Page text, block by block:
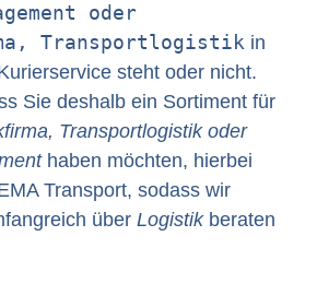
oder
Transportlogistik in
steht oder nicht.
Sie deshalb ein Sortiment für
Transportlogistik oder
haben möchten, hierbei
Transport, sodass wir
über Logistikberaten